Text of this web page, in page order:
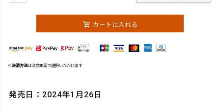
カートに入れる
※決済方法は注文画面で選択いただけます
発売日：2024年1月26日